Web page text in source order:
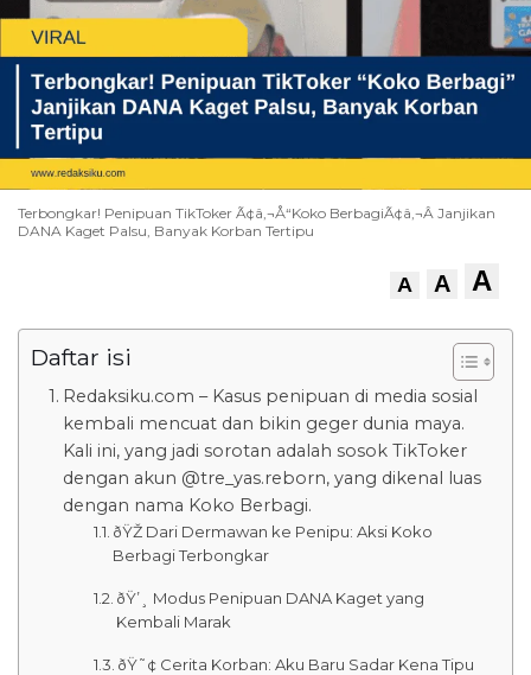
Terbongkar! Penipuan TikToker Ã¢â‚¬Å“Koko BerbagiÃ¢â‚¬Â Janjikan
DANA Kaget Palsu, Banyak Korban Tertipu
A A A
Daftar isi
Redaksiku.com – Kasus penipuan di media sosial
kembali mencuat dan bikin geger dunia maya.
Kali ini, yang jadi sorotan adalah sosok TikToker
dengan akun @tre_yas.reborn, yang dikenal luas
dengan nama Koko Berbagi.
ðŸŽ­ Dari Dermawan ke Penipu: Aksi Koko
Berbagi Terbongkar
ðŸ’¸ Modus Penipuan DANA Kaget yang
Kembali Marak
ðŸ˜¢ Cerita Korban: Aku Baru Sadar Kena Tipu